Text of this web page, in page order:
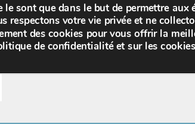
le sont que dans le but de permettre
respectons votre vie privée et ne
des cookies pour vous offrir la
de confidentialité et sur les